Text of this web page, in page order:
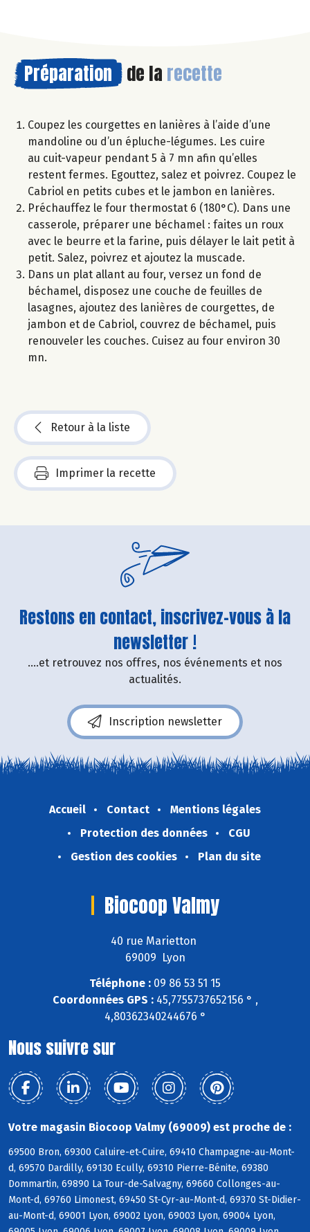
Préparation de la recette
Coupez les courgettes en lanières à l’aide d’une
mandoline ou d’un épluche-légumes. Les cuire
au cuit-vapeur pendant 5 à 7 mn afin qu’elles
restent fermes. Egouttez, salez et poivrez. Coupez le
Cabriol en petits cubes et le jambon en lanières.
Préchauffez le four thermostat 6 (180°C). Dans une
casserole, préparer une béchamel : faites un roux
avec le beurre et la farine, puis délayer le lait petit à
petit. Salez, poivrez et ajoutez la muscade.
Dans un plat allant au four, versez un fond de
béchamel, disposez une couche de feuilles de
lasagnes, ajoutez des lanières de courgettes, de
jambon et de Cabriol, couvrez de béchamel, puis
renouveler les couches. Cuisez au four environ 30
mn.
Retour à la liste
Imprimer la recette
Restons en contact, inscrivez-vous à la
newsletter !
....et retrouvez nos offres, nos événements et nos
actualités.
Inscription newsletter
Accueil Contact
Mentions légales
Protection des données
CGU
Gestion des cookies
Plan du site
Biocoop Valmy
40 rue Marietton
69009 Lyon
Téléphone : 09 86 53 51 15
Coordonnées GPS :45,7755737652156 ° ,
4,80362340244676 °
Nous suivre sur
Votre magasin Biocoop Valmy (69009) est proche de :
69500 Bron, 69300 Caluire-et-Cuire, 69410 Champagne-au-Mont-
d, 69570 Dardilly, 69130 Ecully, 69310 Pierre-Bénite, 69380
Dommartin, 69890 La Tour-de-Salvagny, 69660 Collonges-au-
Mont-d, 69760 Limonest, 69450 St-Cyr-au-Mont-d, 69370 St-Didier-
au-Mont-d, 69001 Lyon, 69002 Lyon, 69003 Lyon, 69004 Lyon,